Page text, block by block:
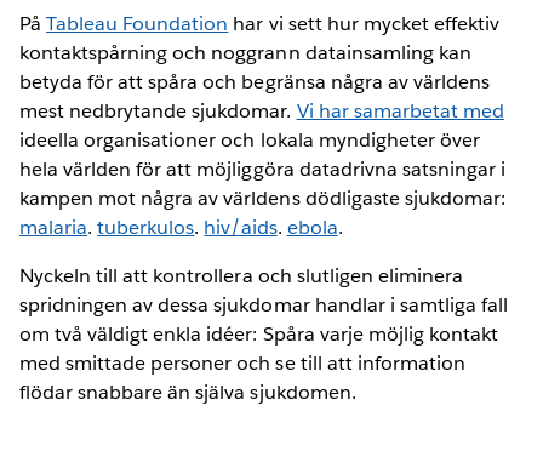
PåTableau Foundation har vi sett hur mycket effektiv
kontaktspårning och noggrann datainsamling kan
betyda för att spåra och begränsa några av världens
mest nedbrytande sjukdomar. Vi har samarbetat med
ideella organisationer och lokala myndigheter över
hela världen för att möjliggöra datadrivna satsningar i
kampen mot några av världens dödligaste sjukdomar:
malaria.tuberkulos. hiv/aids. ebola.
Nyckeln till att kontrollera och slutligen eliminera
spridningen av dessa sjukdomar handlar i samtliga fall
om två väldigt enkla idéer: Spåra varje möjlig kontakt
med smittade personer och se till att information
flödar snabbare än själva sjukdomen.